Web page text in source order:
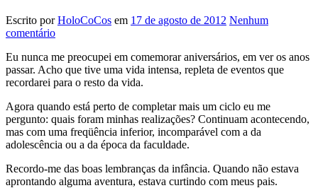
Escrito porHoloCoCos em 17 de agosto de 2012 Nenhum
comentário
Eu nunca me preocupei em comemorar aniversários, em ver os anos
passar. Acho que tive uma vida intensa, repleta de eventos que
recordarei para o resto da vida.
Agora quando está perto de completar mais um ciclo eu me
pergunto: quais foram minhas realizações? Continuam acontecendo,
mas com uma freqüência inferior, incomparável com a da
adolescência ou a da época da faculdade.
Recordo-me das boas lembranças da infância. Quando não estava
aprontando alguma aventura, estava curtindo com meus pais.